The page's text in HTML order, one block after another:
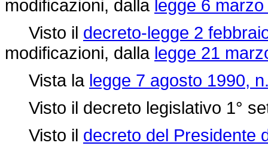
modificazioni, dalla legge 6
Visto il decreto-legge 2
modificazioni, dalla legge 21
Vista la legge 7 agosto 1990,
Visto il decreto legislativo 1°
Visto il decreto del Presidente